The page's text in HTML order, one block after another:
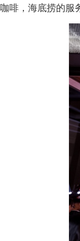
咖啡，海底捞的服